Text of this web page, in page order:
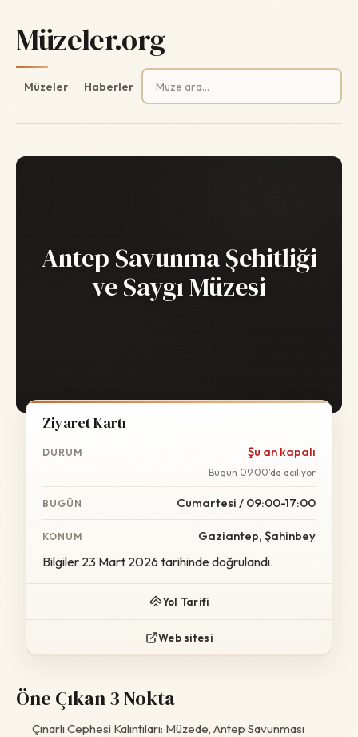
Müzeler.org
Müzeler Haberler
Arama:
Antep Savunma Şehitliği
ve Saygı Müzesi
Ziyaret Kartı
DURUM Şu an kapalı
Bugün 09.00'da açılıyor
BUGÜN Cumartesi / 09:00-17:00
KONUM Gaziantep, Şahinbey
Bilgiler 23 Mart 2026 tarihinde doğrulandı.
Yol Tarifi
Web sitesi
Öne Çıkan 3 Nokta
Çınarlı Cephesi Kalıntıları: Müzede, Antep Savunması